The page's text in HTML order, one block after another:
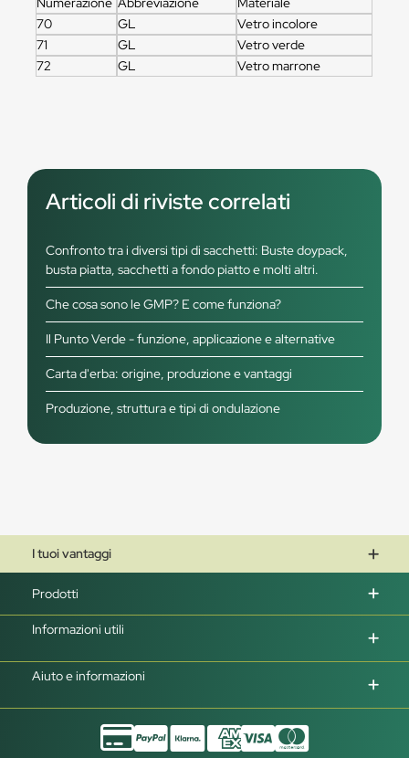
70
GL
Vetro incolore
71
GL
Vetro verde
72
GL Vetro marrone
Articoli di riviste correlati
Confronto tra i diversi tipi di sacchetti: Buste doypack,
busta piatta, sacchetti a fondo piatto e molti altri.
Che cosa sono le GMP? E come funziona?
Il Punto Verde - funzione, applicazione e alternative
Carta d'erba: origine, produzione e vantaggi
Produzione, struttura e tipi di ondulazione
I tuoi vantaggi
Prodotti
Informazioni utili
Aiuto e informazioni